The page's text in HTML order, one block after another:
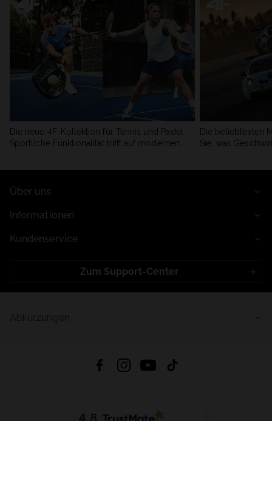
Die neue 4F-Kollektion für Tennis und Padel.
Sportliche Funktionalität trifft auf modernen
Die beliebtesten
Sie, was
Über uns
Informationen
Kundenservice
Zum Support-Center
4.8